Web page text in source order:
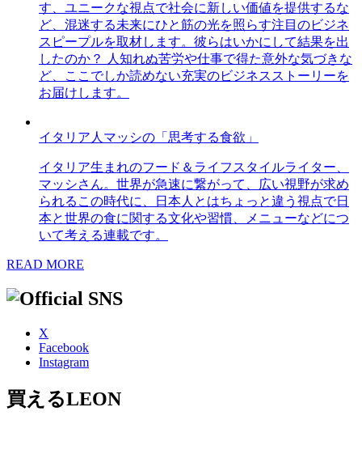
す、ユニークな視点で社会に新しい価値を提供するな
ど、混迷する未来にひと筋の光を照らす注目のビジネ
スピープルを取材します。彼らはいかにして結果を出
したのか？ 人知れぬ苦労や仕事で得た意外な気づきな
ど、ここでしか読めない充実のビジネスストーリーを
お届けします。
イタリア人マッシの「思考する食欲」
イタリア生まれのフード＆ライフスタイルライター、
マッシさん。世界が急速に繋がって、広い視野が求め
られるこの時代に、日本人とはちょっと違う視点で日
本と世界の食に関する文化や習慣、メニューなどにつ
いて考える連載です。
READ MORE
X
Facebook
Instagram
買えるLEON